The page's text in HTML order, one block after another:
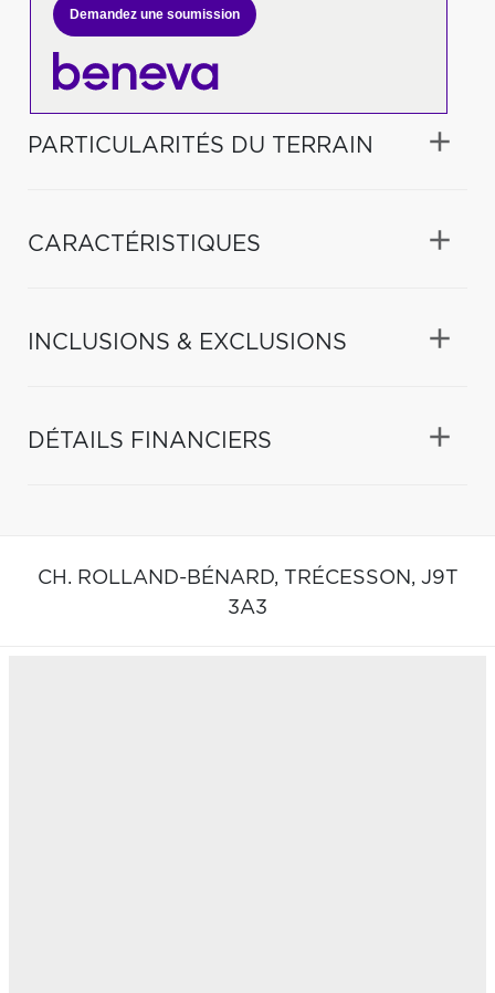
Demandez une soumission
PARTICULARITÉS DU TERRAIN
CARACTÉRISTIQUES
INCLUSIONS & EXCLUSIONS
DÉTAILS FINANCIERS
CH. ROLLAND-BÉNARD, TRÉCESSON, J9T
3A3